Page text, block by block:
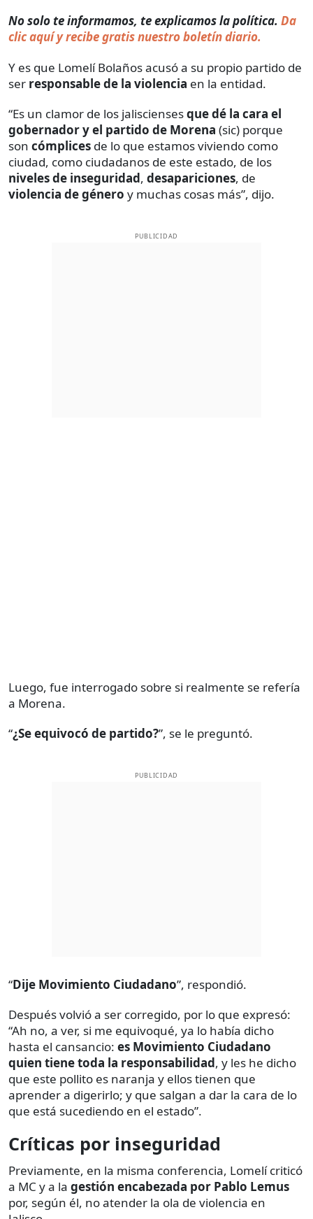
No solo te informamos, te explicamos la política. Da
clic aquí y recibe gratis nuestro boletín diario.
Y es que Lomelí Bolaños acusó a su propio partido de
ser responsable de la violencia en la entidad.
“Es un clamor de los jalisciensesque dé la cara el
gobernador y el partido de Morena (sic) porque
son cómplices de lo que estamos viviendo como
ciudad, como ciudadanos de este estado, de los
niveles de inseguridad, desapariciones, de
violencia de género y muchas cosas más”, dijo.
PUBLICIDAD
Luego, fue interrogado sobre si realmente se refería
a Morena.
“¿Se equivocó de partido?”, se le preguntó.
PUBLICIDAD
“Dije Movimiento Ciudadano”, respondió.
Después volvió a ser corregido, por lo que expresó:
“Ah no, a ver, si me equivoqué, ya lo había dicho
hasta el cansancio: es Movimiento Ciudadano
quien tiene toda la responsabilidad, y les he dicho
que este pollito es naranja y ellos tienen que
aprender a digerirlo; y que salgan a dar la cara de lo
que está sucediendo en el estado”.
Críticas por inseguridad
Previamente, en la misma conferencia, Lomelí criticó
a MC y a la gestión encabezada por Pablo Lemus
por, según él, no atender la ola de violencia en